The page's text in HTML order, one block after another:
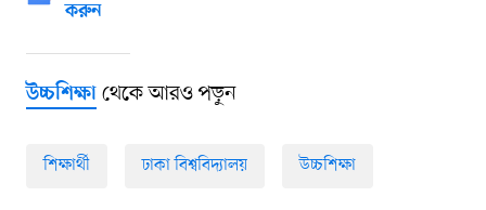
করুন
উচ্চশিক্ষাথেকে আরও পড়ুন
শিক্ষার্থী ঢাকা বিশ্ববিদ্যালয় উচ্চশিক্ষা